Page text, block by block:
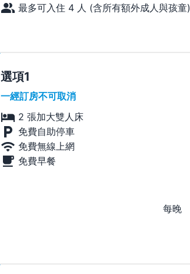
最多可入住 4 人 (含所有額外成人與孩童)
選項
一經訂房不可取消
2 張加大雙人床
免費自助停車
免費無線上網
免費早餐
每晚